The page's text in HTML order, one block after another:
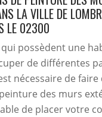
LA VILLE DE
LE 02300
qui possèdent une
de différentes
nécessaire de faire
des murs
de placer votre